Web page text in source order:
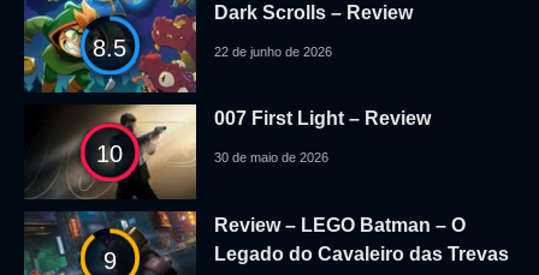
8.5
Dark Scrolls – Review
22 de junho de 2026
10
007 First Light – Review
30 de maio de 2026
9
Review – LEGO Batman – O
Legado do Cavaleiro das Trevas